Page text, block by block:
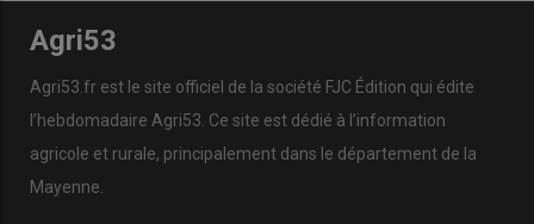
Agri53
Agri53.fr est le site officiel de la société FJC Édition qui édite
l’hebdomadaire Agri53. Ce site est dédié à l’information
agricole et rurale, principalement dans le département de la
Mayenne.